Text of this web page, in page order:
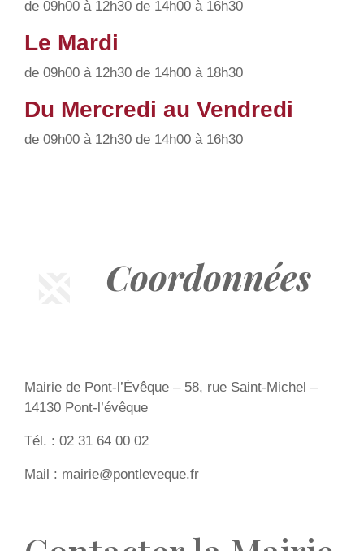
de 09h00 à 12h30 de 14h00 à 16h30
Le Mardi
de 09h00 à 12h30 de 14h00 à 18h30
Du Mercredi au Vendredi
de 09h00 à 12h30 de 14h00 à 16h30
Coordonnées
Mairie de Pont-l’Évêque – 58, rue Saint-Michel –
14130 Pont-l’évêque
Tél. : 02 31 64 00 02
Mail : mairie@pontleveque.fr